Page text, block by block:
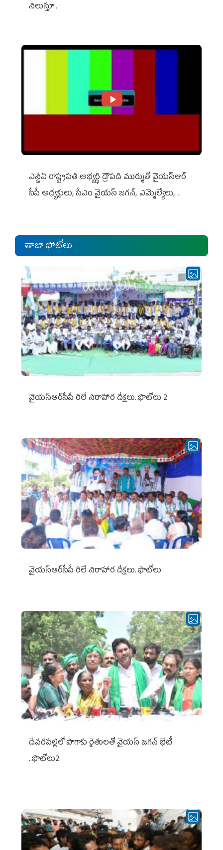
నిలుస్తూ..
ఎన్డీఏ రాష్ట్ర‌ప‌తి అభ్య‌ర్థి ద్రౌప‌ది ముర్ముతో వైయ‌స్ఆర్
సీపీ అధ్య‌క్షులు, సీఎం వైయ‌స్ జ‌గ‌న్, ఎమ్మెల్యేలు,
తాజా ఫోటోలు
వైయ‌స్ఆర్‌సీపీ రిలే నిరాహార దీక్షలు..ఫొటోలు 2
వైయ‌స్ఆర్‌సీపీ రిలే నిరాహార దీక్షలు..ఫొటోలు
దేవరపల్లిలో పొగాకు రైతులతో వైయస్ జగన్ భేటీ
..ఫొటోలు2